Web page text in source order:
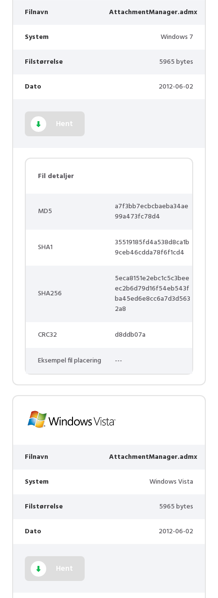
Filnavn AttachmentManager.admx
System Windows 7
Filstørrelse 5965 bytes
Dato 2012-06-02
Hent
Fil detaljer
MD5
a7f3bb7ecbcbaeba34ae
99a473fc78d4
SHA1
35519185fd4a538d8ca1b
9ceb46cdda78f6f1cd4
SHA256
5eca8151e2ebc1c5c3bee
ec2b6d79d16f54eb543f
ba45ed6e8cc6a7d3d563
2a8
CRC32 d8ddb07a
Eksempel fil placering ---
Filnavn AttachmentManager.admx
System Windows Vista
Filstørrelse 5965 bytes
Dato 2012-06-02
Hent